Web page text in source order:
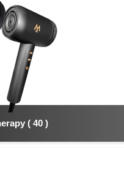
( 40)